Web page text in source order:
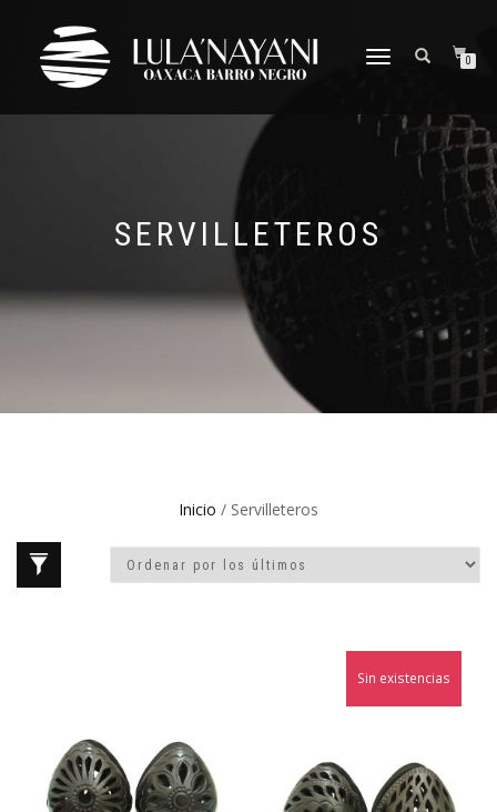
CAMBIAR
0
SERVILLETEROS
Inicio / Servilleteros
Sin existencias